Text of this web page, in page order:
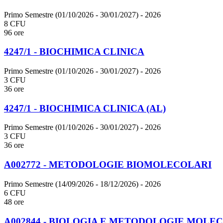
Primo Semestre (01/10/2026 - 30/01/2027) - 2026
8 CFU
96 ore
4247/1 - BIOCHIMICA CLINICA
Primo Semestre (01/10/2026 - 30/01/2027) - 2026
3 CFU
36 ore
4247/1 - BIOCHIMICA CLINICA (AL)
Primo Semestre (01/10/2026 - 30/01/2027) - 2026
3 CFU
36 ore
A002772 - METODOLOGIE BIOMOLECOLARI
Primo Semestre (14/09/2026 - 18/12/2026) - 2026
6 CFU
48 ore